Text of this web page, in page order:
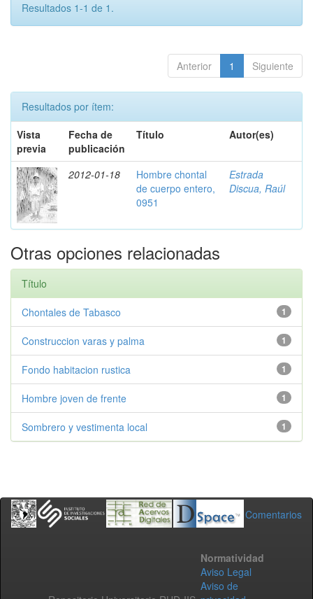
Resultados 1-1 de 1.
Anterior 1 Siguiente
Resultados por ítem:
Vista
previa
Fecha de
publicación
Título Autor(es)
2012-01-18
Hombre chontal
de cuerpo entero,
0951
Estrada
Discua, Raúl
Otras opciones relacionadas
Título
1
Chontales de Tabasco
1
Construccion varas y palma
1
Fondo habitacion rustica
1
Hombre joven de frente
1
Sombrero y vestimenta local
Comentarios
Normatividad
Aviso Legal
Aviso de